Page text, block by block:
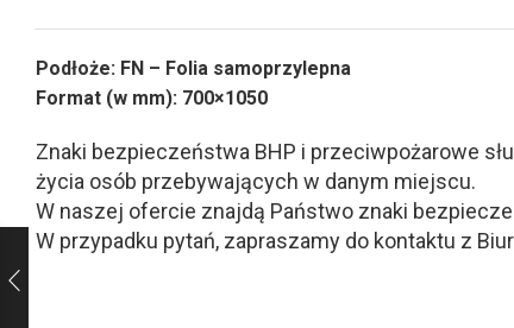
Podłoże: FN – Folia samoprzylepna
Format (w mm): 700×1050
Znaki bezpieczeństwa BHP i przeciwpożarowe
życia osób przebywających w danym miejscu.
W naszej ofercie znajdą Państwo znaki
W przypadku pytań, zapraszamy do kontaktu z